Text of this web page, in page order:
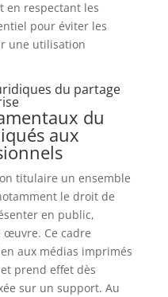
en respectant les
pour éviter les
une utilisation
du partage
du
aux
titulaire un ensemble
le droit de
en public,
Ce cadre
aux médias imprimés
prend effet dès
sur un support. Au